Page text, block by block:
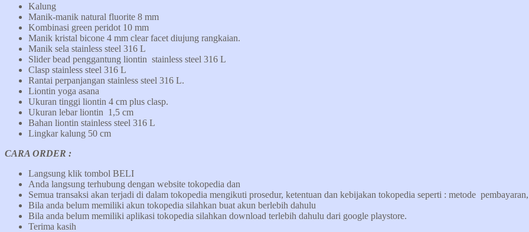
Kalung
Manik-manik natural fluorite 8 mm
Kombinasi green peridot 10 mm
Manik kristal bicone 4 mm clear facet diujung rangkaian.
Manik sela stainless steel 316 L
Slider bead penggantung liontin stainless steel 316 L
Clasp stainless steel 316 L
Rantai perpanjangan stainless steel 316 L.
Liontin yoga asana
Ukuran tinggi liontin 4 cm plus clasp.
Ukuran lebar liontin 1,5 cm
Bahan liontin stainless steel 316 L
Lingkar kalung 50 cm
CARA ORDER :
Langsung klik tombol BELI
Anda langsung terhubung dengan website tokopedia dan
Semua transaksi akan terjadi di dalam tokopedia mengikuti prosedur, ketentuan dan kebijakan tokopedia seperti : metode
Bila anda belum memiliki akun tokopedia silahkan buat akun berlebih dahulu
Bila anda belum memiliki aplikasi tokopedia silahkan download terlebih dahulu dari google playstore.
Terima kasih